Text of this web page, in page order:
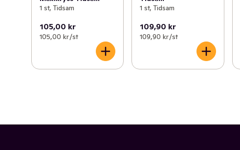
1 st, Tidsam
105,00 kr
105,00 kr /st
1 st, Tidsam
109,90 kr
109,90 kr /st